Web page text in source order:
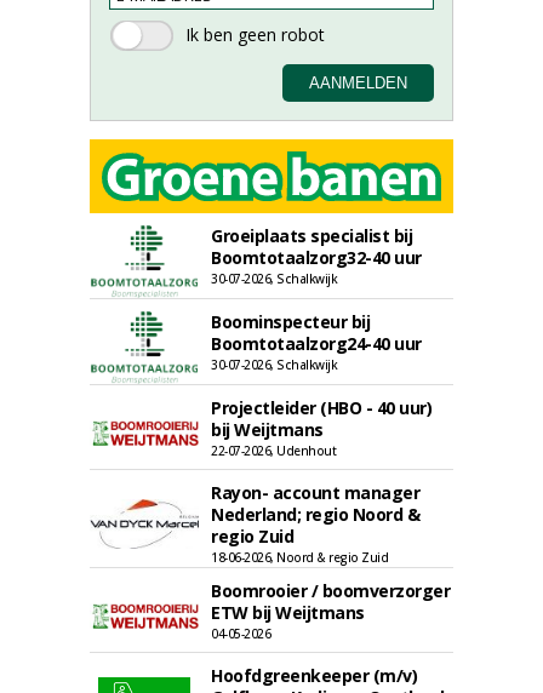
Groeiplaats specialist bij
Boomtotaalzorg32-40 uur
30-07-2026, Schalkwijk
Boominspecteur bij
Boomtotaalzorg24-40 uur
30-07-2026, Schalkwijk
Projectleider (HBO - 40 uur)
bij Weijtmans
22-07-2026, Udenhout
Rayon- account manager
Nederland; regio Noord &
regio Zuid
18-06-2026, Noord & regio Zuid
Boomrooier / boomverzorger
ETW bij Weijtmans
04-05-2026
Hoofdgreenkeeper (m/v)